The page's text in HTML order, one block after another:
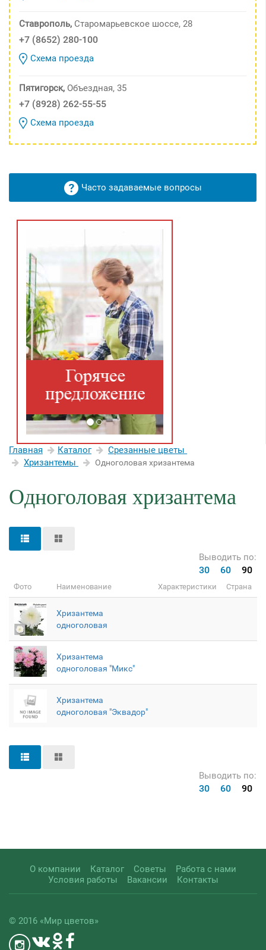
Ставрополь, Старомарьевское шоссе, 28
+7 (8652) 280-100
Схема проезда
Пятигорск, Объездная, 35
+7 (8928) 262-55-55
Схема проезда
Часто задаваемые вопросы
Главная Каталог
Срезанные цветы
Хризантемы
Одноголовая хризантема
Одноголовая хризантема
Выводить по:
30 60 90
Фото Наименование Характеристики Страна
Хризантема
одноголовая
Хризантема
одноголовая "Микс"
Хризантема
одноголовая "Эквадор"
Выводить по:
30 60 90
О компании Каталог Советы
Работа с нами
Условия работы
Вакансии Контакты
© 2016 «Мир цветов»